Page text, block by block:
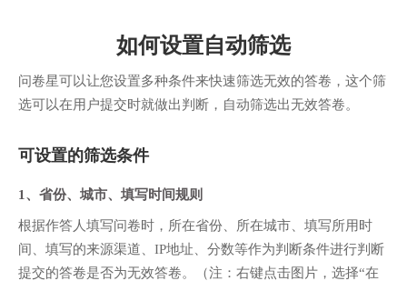
如何设置自动筛选
问卷星可以让您设置多种条件来快速筛选无效的答卷，这个筛
选可以在用户提交时就做出判断，自动筛选出无效答卷。
可设置的筛选条件
1、省份、城市、填写时间规则
根据作答人填写问卷时，所在省份、所在城市、填写所用时
间、填写的来源渠道、IP地址、分数等作为判断条件进行判断
提交的答卷是否为无效答卷。（注：右键点击图片，选择“在